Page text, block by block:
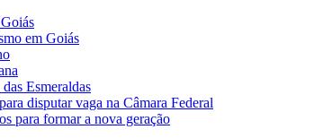
em Goiás
Esmeraldas
disputar vaga na Câmara Federal
para formar a nova geração